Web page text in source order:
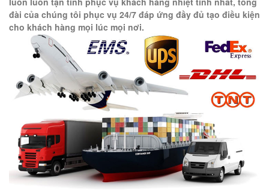
đài của chúng tôi phục vụ 24/7 đáp ứng đầy đủ tạo điều kiện
cho khách hàng mọi lúc mọi nơi.